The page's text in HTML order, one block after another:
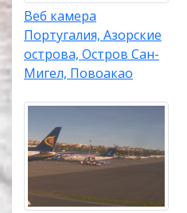
Веб камера
Португалия, Азорские
острова, Остров Сан-
Мигел, Повоакао